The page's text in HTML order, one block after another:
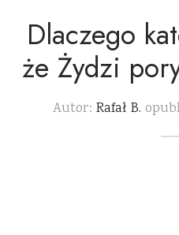
Dlaczego
że Żydzi
Autor: Rafał B.